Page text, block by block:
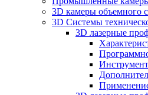
3D камеры объемного
3D Системы
3D лазерные